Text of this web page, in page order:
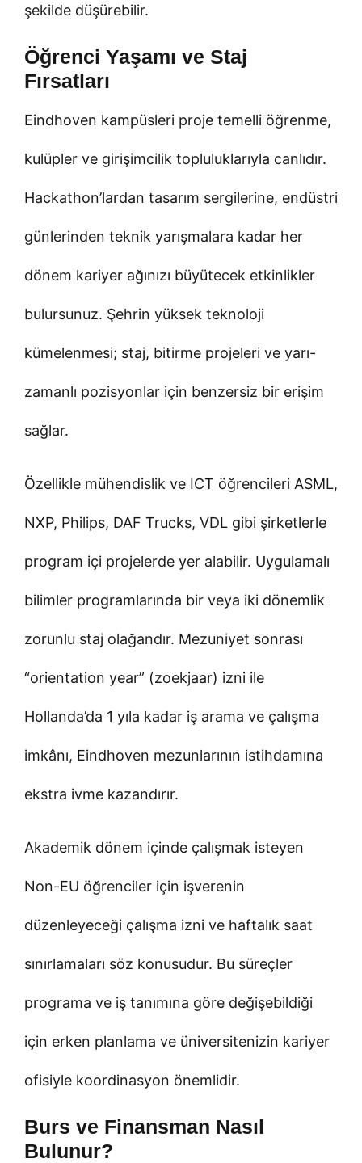
şekilde düşürebilir.
Öğrenci Yaşamı ve Staj
Fırsatları
Eindhoven kampüsleri proje temelli öğrenme,
kulüpler ve girişimcilik topluluklarıyla canlıdır.
Hackathon’lardan tasarım sergilerine, endüstri
günlerinden teknik yarışmalara kadar her
dönem kariyer ağınızı büyütecek etkinlikler
bulursunuz. Şehrin yüksek teknoloji
kümelenmesi; staj, bitirme projeleri ve yarı-
zamanlı pozisyonlar için benzersiz bir erişim
sağlar.
Özellikle mühendislik ve ICT öğrencileri ASML,
NXP, Philips, DAF Trucks, VDL gibi şirketlerle
program içi projelerde yer alabilir. Uygulamalı
bilimler programlarında bir veya iki dönemlik
zorunlu staj olağandır. Mezuniyet sonrası
“orientation year” (zoekjaar) izni ile
Hollanda’da 1 yıla kadar iş arama ve çalışma
imkânı, Eindhoven mezunlarının istihdamına
ekstra ivme kazandırır.
Akademik dönem içinde çalışmak isteyen
Non-EU öğrenciler için işverenin
düzenleyeceği çalışma izni ve haftalık saat
sınırlamaları söz konusudur. Bu süreçler
programa ve iş tanımına göre değişebildiği
için erken planlama ve üniversitenizin kariyer
ofisiyle koordinasyon önemlidir.
Burs ve Finansman Nasıl
Bulunur?